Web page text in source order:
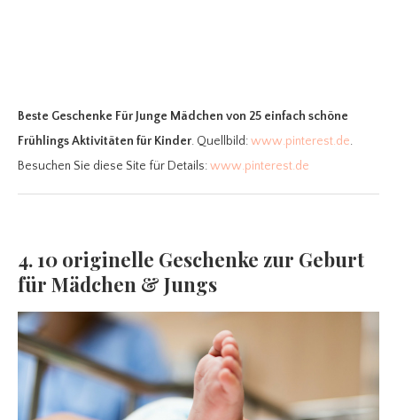
Beste Geschenke Für Junge Mädchen von 25 einfach schöne
Frühlings Aktivitäten für Kinder. Quellbild:www.pinterest.de.
Besuchen Sie diese Site für Details:www.pinterest.de
4. 10 originelle Geschenke zur Geburt
für Mädchen & Jungs